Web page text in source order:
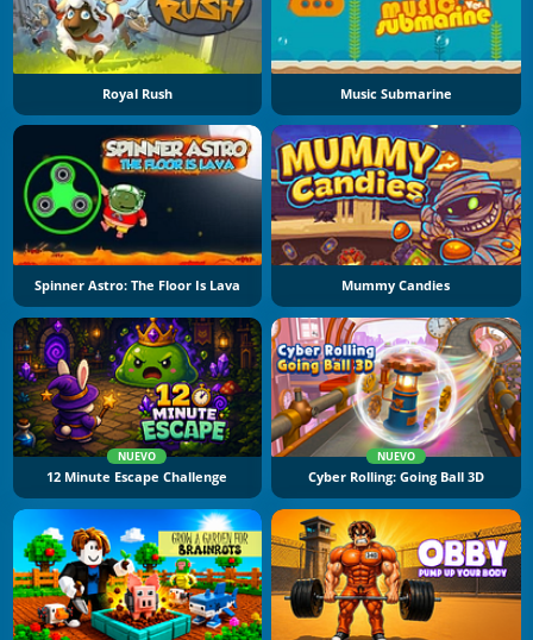
Royal Rush Music Submarine
Spinner Astro: The Floor Is Lava Mummy Candies
NUEVO
12 Minute Escape Challenge
NUEVO
Cyber Rolling: Going Ball 3D